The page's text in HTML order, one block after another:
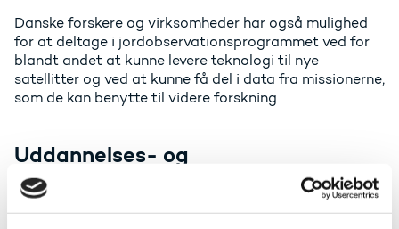
Danske forskere og virksomheder har også mulighed
for at deltage i jordobservationsprogrammet ved for
blandt andet at kunne levere teknologi til nye
satellitter og ved at kunne få del i data fra missionerne,
som de kan benytte til videre forskning
Uddannelses- og
forskningsminister Christina
Egelund siger: